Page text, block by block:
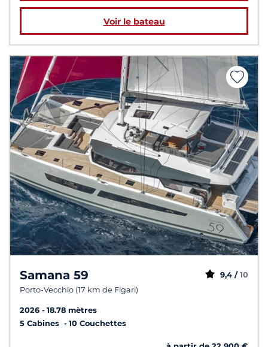
Voir le bateau
Samana 59
Porto-Vecchio (17 km de Figari)
9,4 / 10
2026
18.78 mètres
5 Cabines
10 Couchettes